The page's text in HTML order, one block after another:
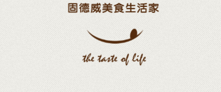
https://tw.news.yahoo.com/video/
093912511.html